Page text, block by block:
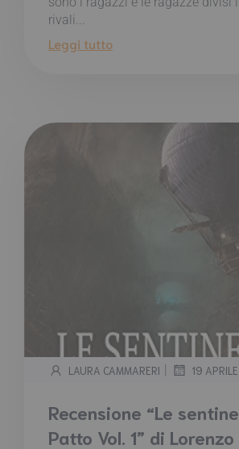
rivali...
Leggi tutto
LAURA CAMMARERI | 19
Recensione “Le
Patto Vol. 1” di